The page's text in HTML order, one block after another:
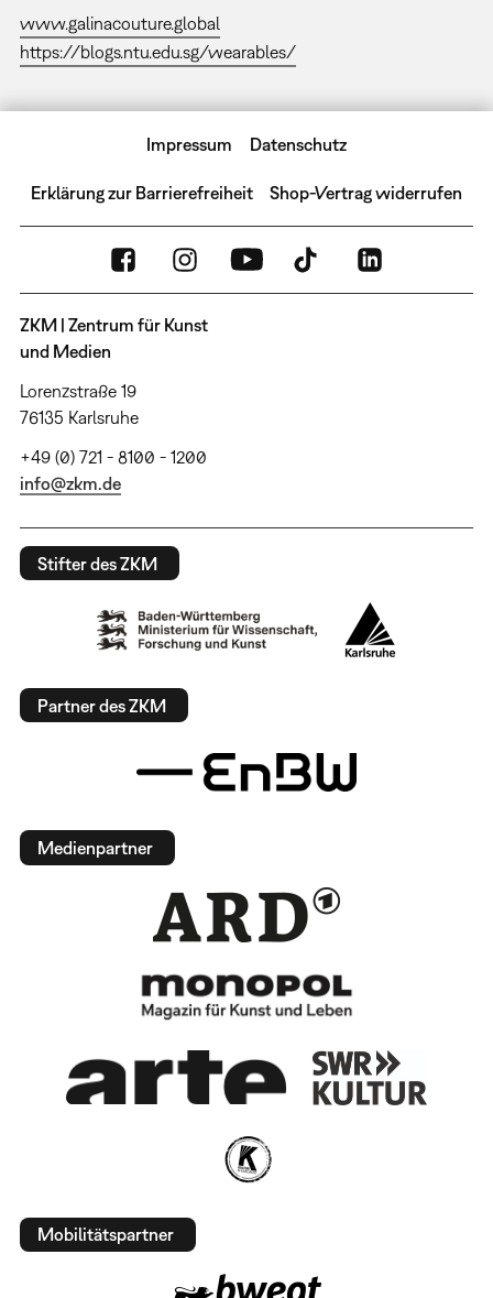
www.galinacouture.global
https://blogs.ntu.edu.sg/wearables/
Impressum Datenschutz
Erklärung zur Barrierefreiheit Shop-Vertrag widerrufen
ZKM | Zentrum für Kunst
und Medien
Lorenzstraße 19
76135 Karlsruhe
+49 (0) 721 - 8100 - 1200
info@zkm.de
Stifter des ZKM
Partner des ZKM
Medienpartner
Mobilitätspartner